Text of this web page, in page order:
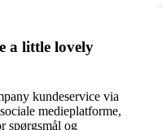
a little lovely
kundeservice via
medieplatforme,
spørgsmål og